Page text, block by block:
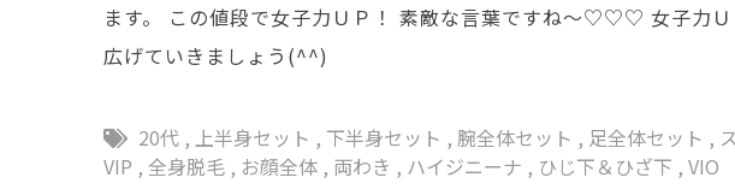
ます。 この値段で女子力ＵＰ！ 素敵な言葉ですね～♡♡♡ 女子力Ｕ
広げていきましょう(^^)
20代 ,上半身セット , 下半身セット , 腕全体セット , 足全体セット ,
VIP ,全身脱毛 , お顔全体 , 両わき , ハイジニーナ , ひじ下＆ひざ下 ,VIO